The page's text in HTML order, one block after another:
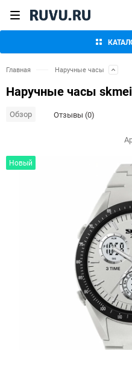
Главная Наручные часы
Наручные часы
Обзор Отзывы (0)
Новый